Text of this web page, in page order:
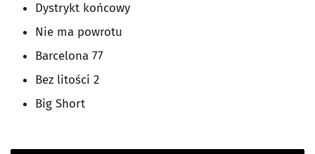
Dystrykt końcowy
Nie ma powrotu
Barcelona 77
Bez litości 2
Big Short